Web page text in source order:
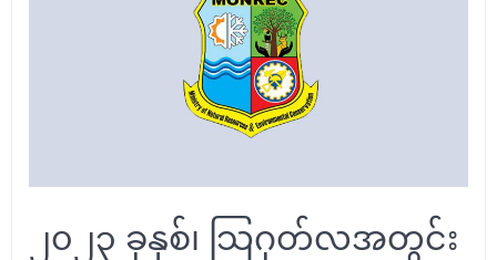
၂၀၂၃ ခုနှစ်၊ သြဂုတ်လအတွင်း